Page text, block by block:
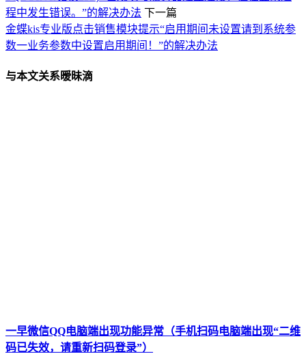
程中发生错误。”的解决办法 下一篇
金蝶kis专业版点击销售模块提示“启用期间未设置请到系统参
数一业务参数中设置启用期间！”的解决办法
与本文关系暧昧滴
一早微信QQ电脑端出现功能异常（手机扫码电脑端出现“二维
码已失效，请重新扫码登录”）